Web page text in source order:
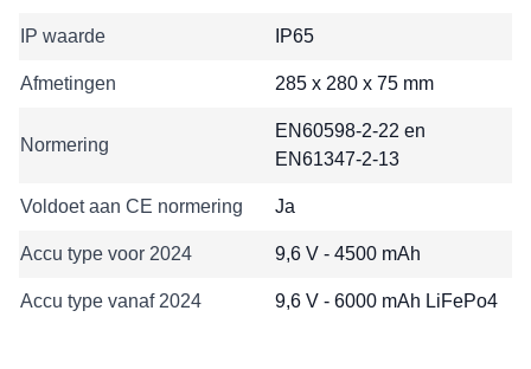
IP waarde IP65
Afmetingen 285 x 280 x 75 mm
Normering
EN60598-2-22 en
EN61347-2-13
Voldoet aan CE normering Ja
Accu type voor 2024 9,6 V - 4500 mAh
Accu type vanaf 2024 9,6 V - 6000 mAh LiFePo4